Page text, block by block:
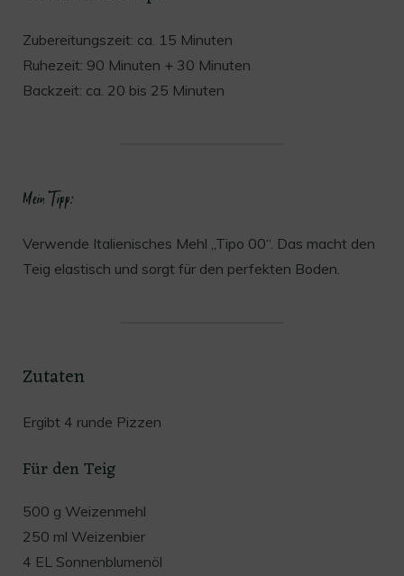
Zubereitungszeit: ca. 15 Minuten
Ruhezeit: 90 Minuten + 30 Minuten
Backzeit: ca. 20 bis 25 Minuten
Mein Tipp:
Verwende Italienisches Mehl „Tipo 00“. Das macht den
Teig elastisch und sorgt für den perfekten Boden.
Zutaten
Ergibt 4 runde Pizzen
Für den Teig
500 g Weizenmehl
250 ml Weizenbier
4 EL Sonnenblumenöl